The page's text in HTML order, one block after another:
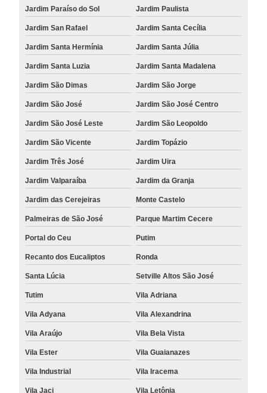
Jardim Paraíso do Sol Jardim Paulista
Jardim San Rafael Jardim Santa Cecília
Jardim Santa Hermínia Jardim Santa Júlia
Jardim Santa Luzia Jardim Santa Madalena
Jardim São Dimas Jardim São Jorge
Jardim São José Jardim São José Centro
Jardim São José Leste Jardim São Leopoldo
Jardim São Vicente Jardim Topázio
Jardim Três José Jardim Uira
Jardim Valparaíba Jardim da Granja
Jardim das Cerejeiras Monte Castelo
Palmeiras de São José Parque Martim Cecere
Portal do Ceu Putim
Recanto dos Eucaliptos Ronda
Santa Lúcia Setville Altos São José
Tutim Vila Adriana
Vila Adyana Vila Alexandrina
Vila Araújo Vila Bela Vista
Vila Ester Vila Guaianazes
Vila Industrial Vila Iracema
Vila Jaci Vila Letônia